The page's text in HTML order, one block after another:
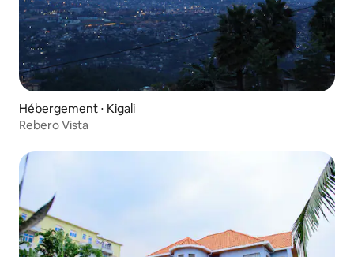
Hébergement ⋅ Kigali
Rebero Vista